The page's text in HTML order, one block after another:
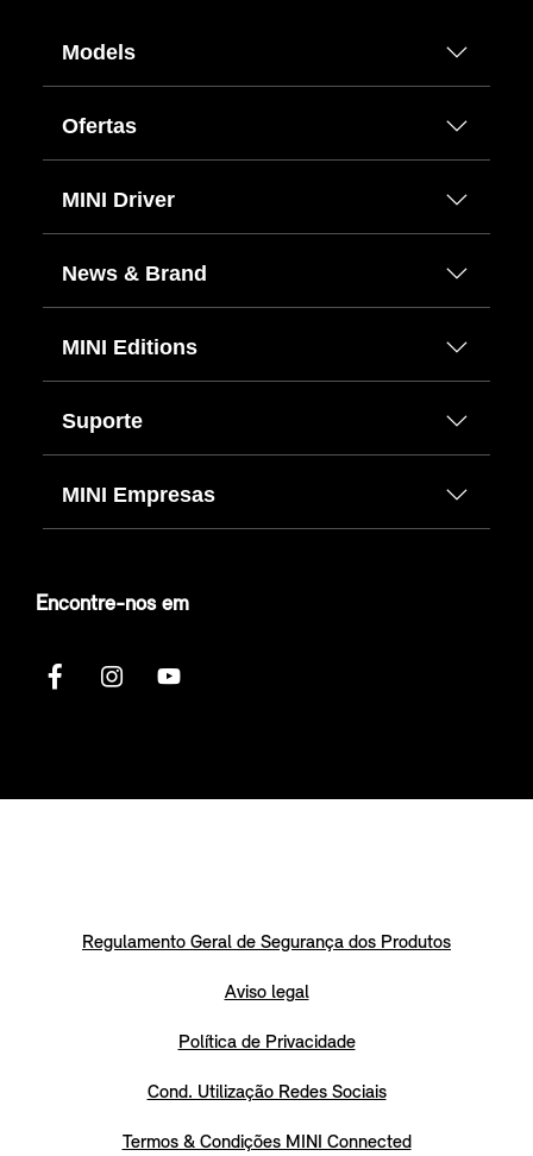
Models
Ofertas
MINI Driver
News & Brand
MINI Editions
Suporte
MINI Empresas
Encontre-nos em
Regulamento Geral de Segurança dos Produtos
Aviso legal
Política de Privacidade
Cond. Utilização Redes Sociais
Termos & Condições MINI Connected